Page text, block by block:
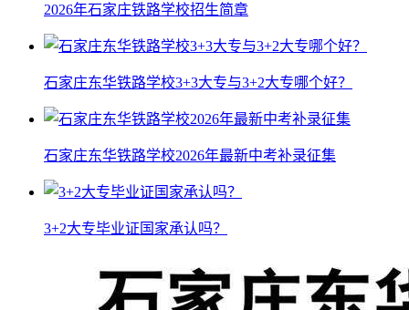
2026年石家庄铁路学校招生简章
石家庄东华铁路学校3+3大专与3+2大专哪个好？
石家庄东华铁路学校2026年最新中考补录征集
3+2大专毕业证国家承认吗？